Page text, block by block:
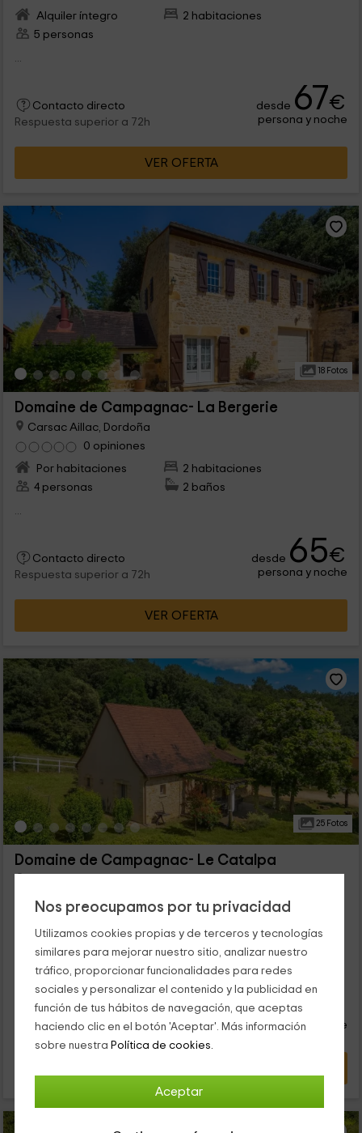
Nos preocupamos por tu privacidad
Utilizamos cookies propias y de terceros y tecnologías
similares para mejorar nuestro sitio, analizar nuestro
tráfico, proporcionar funcionalidades para redes
sociales y personalizar el contenido y la publicidad en
función de tus hábitos de navegación, que aceptas
haciendo clic en el botón 'Aceptar'. Más información
sobre nuestra Política de cookies.
Aceptar
Alquiler íntegro
2 habitaciones
5 personas
Contacto directo
Respuesta superior a 72h
desde 67€
persona y noche
VER OFERTA
18 Fotos
Domaine de Campagnac- La Bergerie
Carsac Aillac, Dordoña
0 opiniones
Por habitaciones
2 habitaciones
4 personas
2 baños
Contacto directo
Respuesta superior a 72h
desde 65€
persona y noche
VER OFERTA
25 Fotos
Domaine de Campagnac- Le Catalpa
8 personas
4 baños
Contacto directo
Respuesta superior a 72h
desde21
persona y noche